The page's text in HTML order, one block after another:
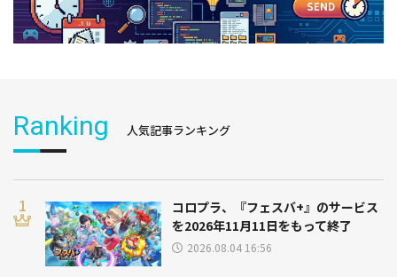
Ranking 人気記事ランキング
コロプラ、『フェスバ+』のサービス
を2026年11月11日をもって終了
2026.08.04 16:56